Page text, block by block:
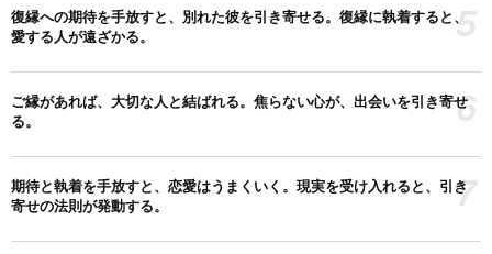
復縁への期待を手放すと、別れた彼を引き寄せる。復縁に執着すると、
愛する人が遠ざかる。
5
ご縁があれば、大切な人と結ばれる。焦らない心が、出会いを引き寄せ
る。
6
期待と執着を手放すと、恋愛はうまくいく。現実を受け入れると、引き
寄せの法則が発動する。
7